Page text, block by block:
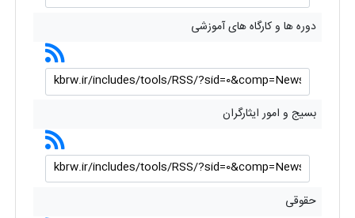
دوره ها و کارگاه های آموزشی
بسیج و امور ایثارگران
حقوقی